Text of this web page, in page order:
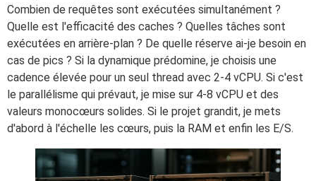
Combien de requêtes sont exécutées simultanément ?
Quelle est l'efficacité des caches ? Quelles tâches sont
exécutées en arrière-plan ? De quelle réserve ai-je besoin en
cas de pics ? Si la dynamique prédomine, je choisis une
cadence élevée pour un seul thread avec 2-4 vCPU. Si c'est
le parallélisme qui prévaut, je mise sur 4-8 vCPU et des
valeurs monocœurs solides. Si le projet grandit, je mets
d'abord à l'échelle les cœurs, puis la RAM et enfin les E/S.